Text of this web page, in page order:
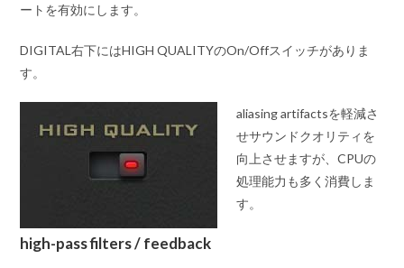
ートを有効にします。
DIGITAL右下にはHIGH QUALITYのOn/Offスイッチがありま
す。
aliasing artifactsを軽減さ
せサウンドクオリティを
向上させますが、CPUの
処理能力も多く消費しま
す。
high-pass filters / feedback